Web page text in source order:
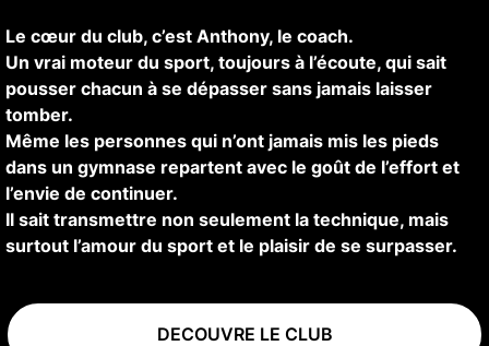
Le cœur du club, c’est Anthony, le coach.
Un vrai moteur du sport, toujours à l’écoute, qui sait
pousser chacun à se dépasser sans jamais laisser
tomber.
Même les personnes qui n’ont jamais mis les pieds
dans un gymnase repartent avec le goût de l’effort et
l’envie de continuer.
Il sait transmettre non seulement la technique, mais
surtout l’amour du sport et le plaisir de se surpasser.
DECOUVRE LE CLUB